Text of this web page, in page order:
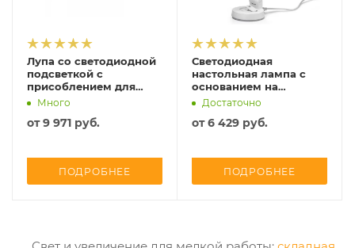
Лупа со светодиодной
подсветкой с
присоблением для
крепления, Prym,
Много
от9 971 руб.
ПОДРОБНЕЕ
Светодиодная
настольная лампа с
основанием на
присосках, Prym,
610381
Достаточно
от6 429 руб.
ПОДРОБНЕЕ